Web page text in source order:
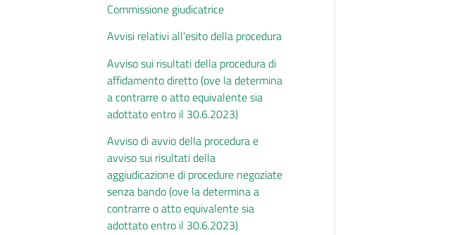
Commissione giudicatrice
Avvisi relativi all'esito della procedura
Avviso sui risultati della procedura di
affidamento diretto (ove la determina
a contrarre o atto equivalente sia
adottato entro il 30.6.2023)
Avviso di avvio della procedura e
avviso sui risultati della
aggiudicazione di procedure negoziate
senza bando (ove la determina a
contrarre o atto equivalente sia
adottato entro il 30.6.2023)